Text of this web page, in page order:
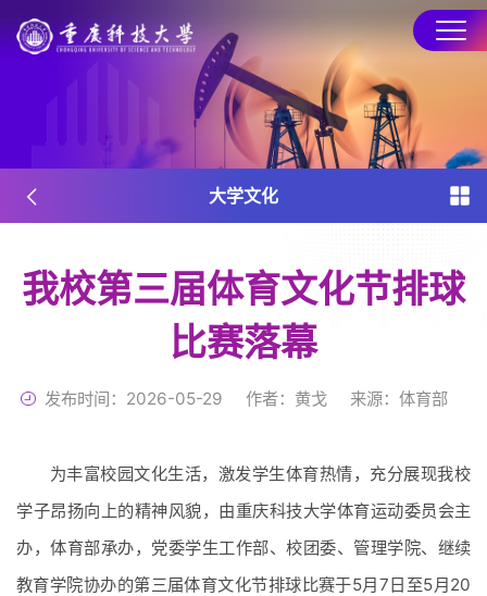
EN 简化版
学校简介 历史沿革 治理架构
教学科研单位 管理服务部门
大学文化
我校第三届体育文化节排球
比赛落幕
发布时间：2026-05-29 作者：黄戈 来源：体育部
为丰富校园文化生活，激发学生体育热情，充分展现我校
学子昂扬向上的精神风貌，由重庆科技大学体育运动委员会主
办，体育部承办，党委学生工作部、校团委、管理学院、继续
教育学院协办的第三届体育文化节排球比赛于5月7日至5月20